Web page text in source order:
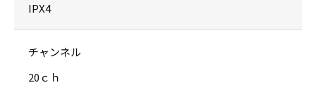
IPX4
チャンネル
20ｃｈ